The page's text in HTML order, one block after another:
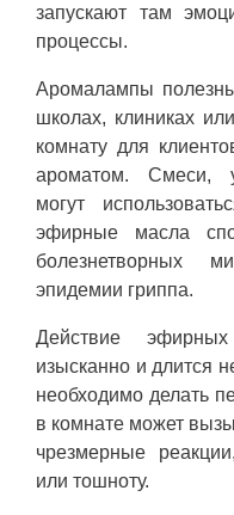
запускают там
процессы.
Аромалампы
школах, клиниках
комнату для
ароматом. Смеси,
могут
эфирные масла
болезнетворных
эпидемии гриппа.
Действие
изысканно и длится
необходимо делать
в комнате может
чрезмерные
или тошноту.